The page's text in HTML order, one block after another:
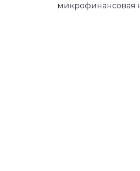
микрофинансовая